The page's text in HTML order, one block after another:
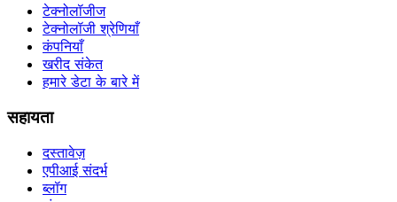
टेक्नोलॉजीज
टेक्नोलॉजी श्रेणियाँ
कंपनियाँ
खरीद संकेत
हमारे डेटा के बारे में
सहायता
दस्तावेज़
एपीआई संदर्भ
ब्लॉग